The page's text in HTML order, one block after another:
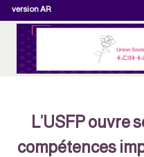
version AR
L’USFP ouvre
compétences